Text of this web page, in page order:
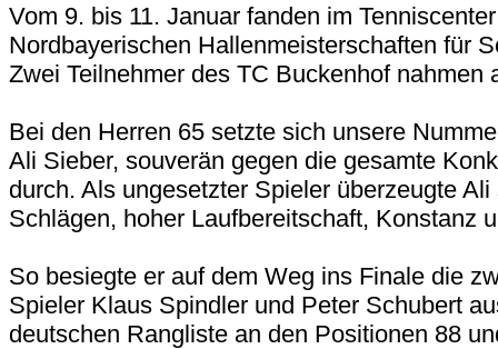
Vom 9. bis 11. Januar fanden im
Nordbayerischen Hallenmeisterschaften für
Zwei Teilnehmer des TC Buckenhof nahmen
Bei den Herren 65 setzte sich unsere
Ali Sieber, souverän gegen die gesamte
durch. Als ungesetzter Spieler überzeugte
Schlägen, hoher Laufbereitschaft, Konstanz
So besiegte er auf dem Weg ins Finale die
Spieler Klaus Spindler und Peter Schubert
deutschen Rangliste an den Positionen 88